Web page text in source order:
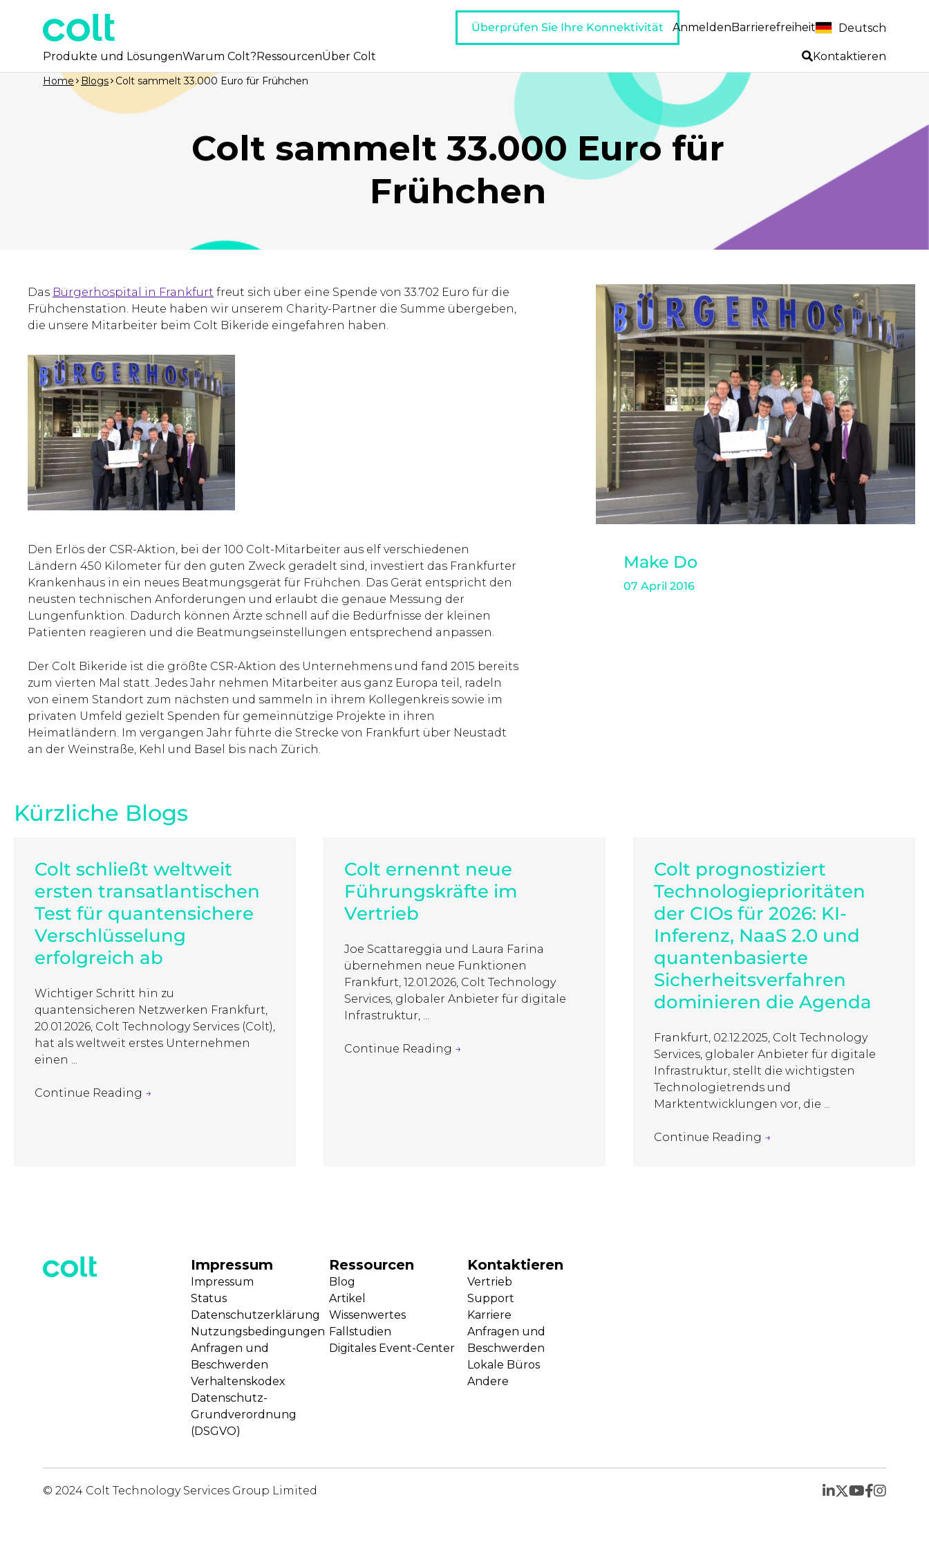
Produkte und LösungenWarum Colt?RessourcenÜber Colt
Überprüfen Sie Ihre Konnektivität AnmeldenBarrierefreiheit Deutsch
Kontaktieren
Colt sammelt 33.000 Euro für
Frühchen
Home Blogs Colt sammelt 33.000 Euro für Frühchen
Das Bürgerhospital in Frankfurt freut sich über eine Spende von 33.702 Euro für die
Frühchenstation. Heute haben wir unserem Charity-Partner die Summe übergeben,
die unsere Mitarbeiter beim Colt Bikeride eingefahren haben.
Den Erlös der CSR-Aktion, bei der 100 Colt-Mitarbeiter aus elf verschiedenen
Ländern 450 Kilometer für den guten Zweck geradelt sind, investiert das Frankfurter
Krankenhaus in ein neues Beatmungsgerät für Frühchen. Das Gerät entspricht den
neusten technischen Anforderungen und erlaubt die genaue Messung der
Lungenfunktion. Dadurch können Ärzte schnell auf die Bedürfnisse der kleinen
Patienten reagieren und die Beatmungseinstellungen entsprechend anpassen.
Der Colt Bikeride ist die größte CSR-Aktion des Unternehmens und fand 2015 bereits
zum vierten Mal statt. Jedes Jahr nehmen Mitarbeiter aus ganz Europa teil, radeln
von einem Standort zum nächsten und sammeln in ihrem Kollegenkreis sowie im
privaten Umfeld gezielt Spenden für gemeinnützige Projekte in ihren
Heimatländern. Im vergangen Jahr führte die Strecke von Frankfurt über Neustadt
an der Weinstraße, Kehl und Basel bis nach Zürich.
Make Do
07 April 2016
Kürzliche Blogs
Colt schließt weltweit
ersten transatlantischen
Test für quantensichere
Verschlüsselung
erfolgreich ab
Wichtiger Schritt hin zu
quantensicheren Netzwerken Frankfurt,
20.01.2026, Colt Technology Services (Colt),
hat als weltweit erstes Unternehmen
einen ...
Continue Reading →
Colt ernennt neue
Führungskräfte im
Vertrieb
Joe Scattareggia und Laura Farina
übernehmen neue Funktionen
Frankfurt, 12.01.2026, Colt Technology
Services, globaler Anbieter für digitale
Infrastruktur, ...
Continue Reading →
Colt prognostiziert
Technologieprioritäten
der CIOs für 2026: KI-
Inferenz, NaaS 2.0 und
quantenbasierte
Sicherheitsverfahren
dominieren die Agenda
Frankfurt, 02.12.2025, Colt Technology
Services, globaler Anbieter für digitale
Infrastruktur, stellt die wichtigsten
Technologietrends und
Marktentwicklungen vor, die ...
Continue Reading →
Impressum
Impressum
Status
Datenschutzerklärung
Nutzungsbedingungen
Anfragen und
Beschwerden
Verhaltenskodex
Datenschutz-
Grundverordnung
(DSGVO)
Ressourcen
Blog
Artikel
Wissenwertes
Fallstudien
Digitales Event-Center
Kontaktieren
Vertrieb
Support
Karriere
Anfragen und
Beschwerden
Lokale Büros
Andere
© 2024 Colt Technology Services Group Limited